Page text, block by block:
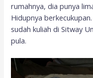
rumahnya, dia punya
Hidupnya
sudah kuliah di Sitway
pula.